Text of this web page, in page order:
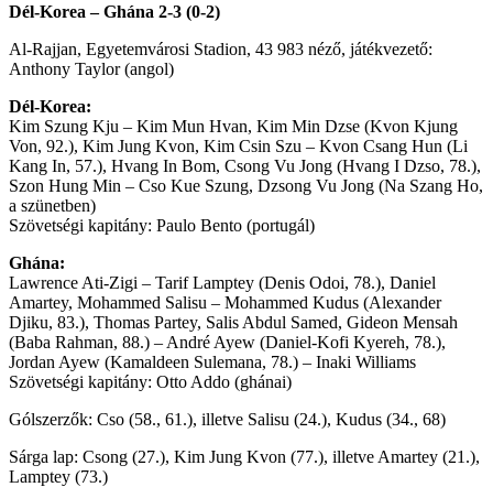
Dél-Korea – Ghána 2-3 (0-2)
Al-Rajjan, Egyetemvárosi Stadion, 43 983 néző, játékvezető:
Anthony Taylor (angol)
Dél-Korea:
Kim Szung Kju – Kim Mun Hvan, Kim Min Dzse (Kvon Kjung
Von, 92.), Kim Jung Kvon, Kim Csin Szu – Kvon Csang Hun (Li
Kang In, 57.), Hvang In Bom, Csong Vu Jong (Hvang I Dzso, 78.),
Szon Hung Min – Cso Kue Szung, Dzsong Vu Jong (Na Szang Ho,
a szünetben)
Szövetségi kapitány: Paulo Bento (portugál)
Ghána:
Lawrence Ati-Zigi – Tarif Lamptey (Denis Odoi, 78.), Daniel
Amartey, Mohammed Salisu – Mohammed Kudus (Alexander
Djiku, 83.), Thomas Partey, Salis Abdul Samed, Gideon Mensah
(Baba Rahman, 88.) – André Ayew (Daniel-Kofi Kyereh, 78.),
Jordan Ayew (Kamaldeen Sulemana, 78.) – Inaki Williams
Szövetségi kapitány: Otto Addo (ghánai)
Gólszerzők: Cso (58., 61.), illetve Salisu (24.), Kudus (34., 68)
Sárga lap: Csong (27.), Kim Jung Kvon (77.), illetve Amartey (21.),
Lamptey (73.)